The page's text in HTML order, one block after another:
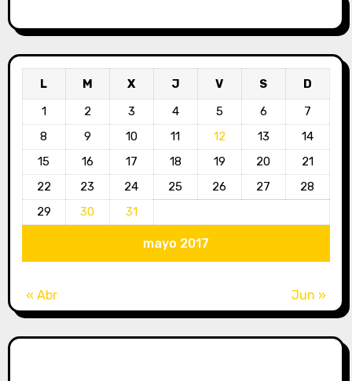
mayo 2017
L M X J V S
D
1
2 3 4 5 6
7
8
9 10 11 12 13
14
15
16 17 18 19 20
21
22
23 24 25 26 27
28
29
30 31
« Abr Jun »